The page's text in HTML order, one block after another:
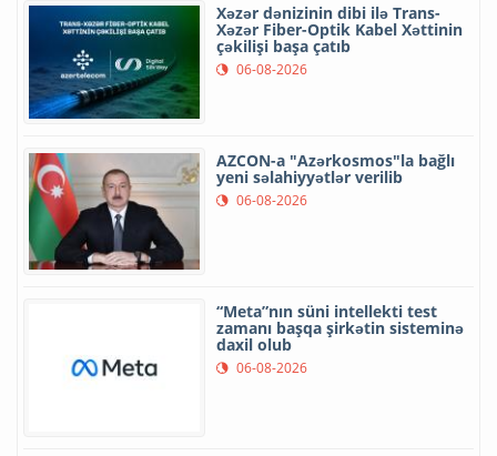
Xəzər dənizinin dibi ilə Trans-
Xəzər Fiber-Optik Kabel Xəttinin
çəkilişi başa çatıb
06-08-2026
AZCON-a "Azərkosmos"la bağlı
yeni səlahiyyətlər verilib
06-08-2026
“Meta”nın süni intellekti test
zamanı başqa şirkətin sisteminə
daxil olub
06-08-2026